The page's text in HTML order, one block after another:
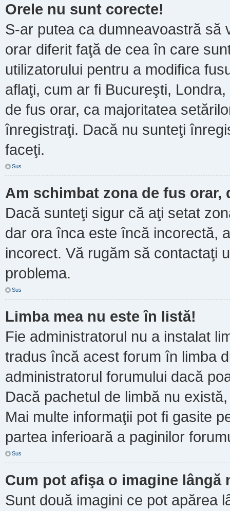
Orele nu sunt corecte!
S-ar putea ca dumneavoastră să
orar diferit faţă de cea în care
utilizatorului pentru a modifica
aflaţi, cum ar fi Bucureşti,
de fus orar, ca majoritatea
înregistraţi. Dacă nu sunteţi
faceţi.
Sus
Am schimbat zona de fus orar,
Dacă sunteţi sigur că aţi setat
dar ora înca este încă incorectă,
incorect. Vă rugăm să contactaţi
problema.
Sus
Limba mea nu este în listă!
Fie administratorul nu a instalat
tradus încă acest forum în limba
administratorul forumului dacă
Dacă pachetul de limbă nu
Mai multe informaţii pot fi gasite
partea inferioară a paginilor
Sus
Cum pot afişa o imagine lângă
Sunt două imagini ce pot apărea